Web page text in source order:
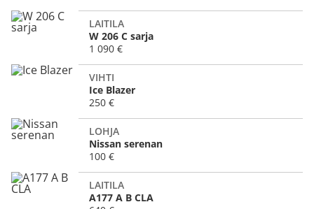
LAITILA
W 206 C sarja
1 090 €
VIHTI
Ice Blazer
250 €
LOHJA
Nissan serenan
100 €
LAITILA
A177 A B CLA